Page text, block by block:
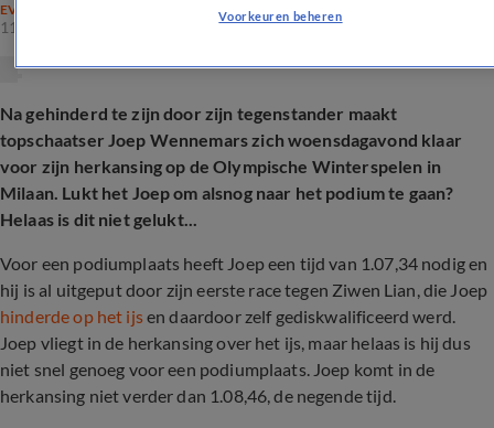
EVENEMENTEN
11 feb 2026, 19:56
Na gehinderd te zijn door zijn tegenstander maakt
topschaatser Joep Wennemars zich woensdagavond klaar
voor zijn herkansing op de Olympische Winterspelen in
Milaan. Lukt het Joep om alsnog naar het podium te gaan?
Helaas is dit niet gelukt...
Voor een podiumplaats heeft Joep een tijd van 1.07,34 nodig en
hij is al uitgeput door zijn eerste race tegen Ziwen Lian, die Joep
hinderde op het ijsen daardoor zelf gediskwalificeerd werd.
Joep vliegt in de herkansing over het ijs, maar helaas is hij dus
niet snel genoeg voor een podiumplaats. Joep komt in de
herkansing niet verder dan 1.08,46, de negende tijd.
Voorkeuren beheren